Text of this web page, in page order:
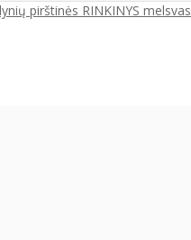
pirštinės RINKINYS melsvas